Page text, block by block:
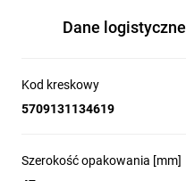
Dane logistyczne
Kod kreskowy
5709131134619
Szerokość opakowania [mm]